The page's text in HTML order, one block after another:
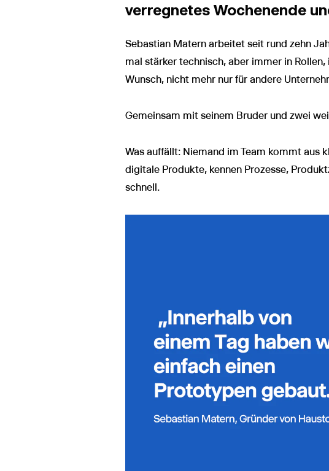
verregnetes Wochenende
Sebastian Matern arbeitet seit rund zehn
mal stärker technisch, aber immer in
Wunsch, nicht mehr nur für andere
Gemeinsam mit seinem Bruder und zwei
Was auffällt: Niemand im Team kommt aus
digitale Produkte, kennen Prozesse,
schnell.